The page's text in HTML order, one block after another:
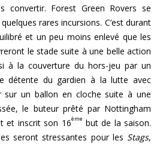
convertir. Forest Green Rovers se
rares incursions. C’est durant
et un peu moins enlevé que les
le stade suite à une belle action
à la couverture du hors-jeu par un
détente du gardien à la lutte avec
sur un ballon en cloche suite à une
le buteur prêté par Nottingham
et inscrit son 16èmebut de la saison.
seront stressantes pour les Stags,